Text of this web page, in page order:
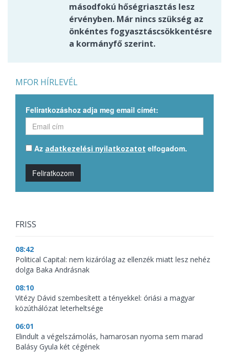
másodfokú hőségriasztás lesz
érvényben. Már nincs szükség az
önkéntes fogyasztáscsökkentésre
a kormányfő szerint.
MFOR HÍRLEVÉL
Feliratkozáshoz adja meg email címét:
Az adatkezelési nyilatkozatot elfogadom.
Feliratkozom
FRISS
08:42
Political Capital: nem kizárólag az ellenzék miatt lesz nehéz
dolga Baka Andrásnak
08:10
Vitézy Dávid szembesített a tényekkel: óriási a magyar
közúthálózat leterheltsége
06:01
Elindult a végelszámolás, hamarosan nyoma sem marad
Balásy Gyula két cégének